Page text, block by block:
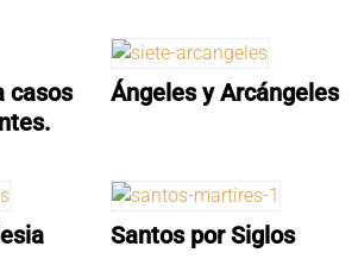
casos
Ángeles y Arcángeles
Santos por Siglos